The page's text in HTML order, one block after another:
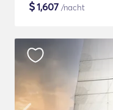
$1,607 /nacht